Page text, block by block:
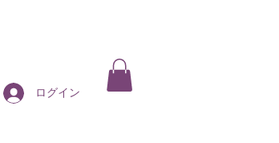
ログイン